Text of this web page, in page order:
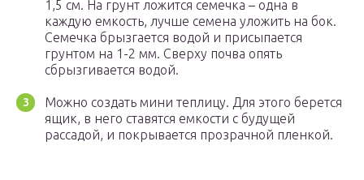
1,5 см. На грунт ложится семечка – одна в
каждую емкость, лучше семена уложить на бок.
Семечка брызгается водой и присыпается
грунтом на 1-2 мм. Сверху почва опять
сбрызгивается водой.
Можно создать мини теплицу. Для этого берется
ящик, в него ставятся емкости с будущей
рассадой, и покрывается прозрачной пленкой.